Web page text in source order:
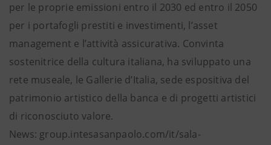
per le proprie emissioni entro il 2030 ed entro il 2050
per i portafogli prestiti e investimenti, l’asset
management e l’attività assicurativa. Convinta
sostenitrice della cultura italiana, ha sviluppato una
rete museale, le Gallerie d’Italia, sede espositiva del
patrimonio artistico della banca e di progetti artistici
di riconosciuto valore.
News: group.intesasanpaolo.com/it/sala-